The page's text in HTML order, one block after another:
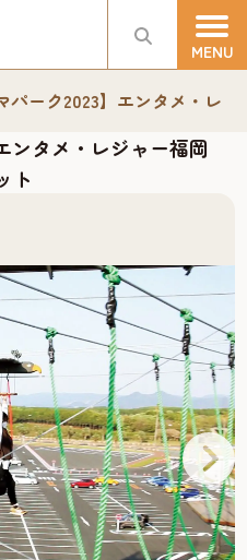
パーク2023】エンタメ・レ
ンタメ・レジャー福岡
ト